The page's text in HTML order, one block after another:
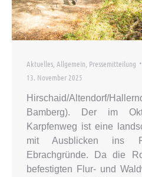
Aktuelles Allgemein Pressemitteilung
13. November 2025
Hirschaid/Altendorf/
Bamberg). Der im
Karpfenweg ist eine
mit Ausblicken ins
Ebrachgründe. Da die
befestigten Flur- und